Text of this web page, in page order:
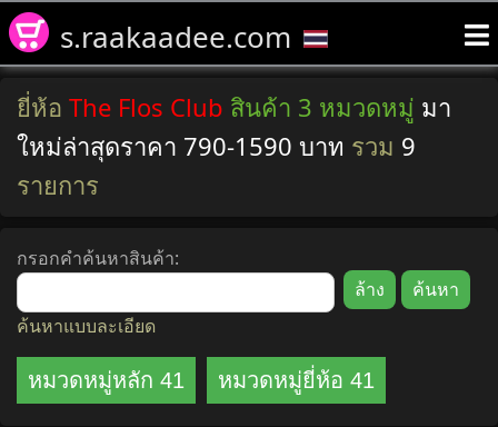
s.raakaadee.com
ยี่ห้อ The Flos Club สินค้า 3 หมวดหมู่ มา
ใหม่ล่าสุดราคา 790-1590 บาท รวม 9
รายการ
กรอกคำค้นหาสินค้า:
ค้นหาแบบละเอียด
หมวดหมู่หลัก 41 หมวดหมู่ยี่ห้อ 41